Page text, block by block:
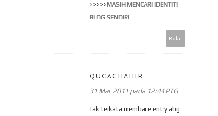
>>>>>MASIH MENCARI IDENTITI
BLOG SENDIRI
Balas
QUCACHAHIR
31 Mac 2011 pada 12:44 PTG
tak terkata membace entry abg